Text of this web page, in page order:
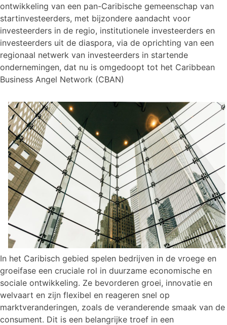
ontwikkeling van een pan-Caribische gemeenschap van
startinvesteerders, met bijzondere aandacht voor
investeerders in de regio, institutionele investeerders en
investeerders uit de diaspora, via de oprichting van een
regionaal netwerk van investeerders in startende
ondernemingen, dat nu is omgedoopt tot het Caribbean
Business Angel Network (CBAN)
In het Caribisch gebied spelen bedrijven in de vroege en
groeifase een cruciale rol in duurzame economische en
sociale ontwikkeling. Ze bevorderen groei, innovatie en
welvaart en zijn flexibel en reageren snel op
marktveranderingen, zoals de veranderende smaak van de
consument. Dit is een belangrijke troef in een